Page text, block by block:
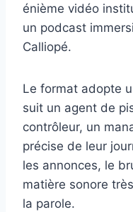
énième vidéo
un podcast
Calliopé.
Le format adopte
suit un agent de
contrôleur, un
précise de leur
les annonces, le
matière sonore
la parole.